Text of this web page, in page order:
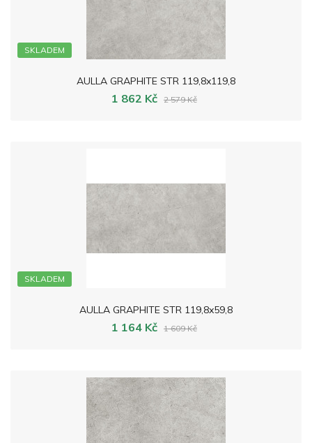
SKLADEM
AULLA GRAPHITE STR 119,8x119,8
1 862 Kč 2 579 Kč
SKLADEM
AULLA GRAPHITE STR 119,8x59,8
1 164 Kč 1 609 Kč